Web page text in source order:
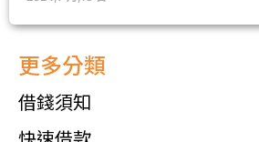
更多分類
借錢須知